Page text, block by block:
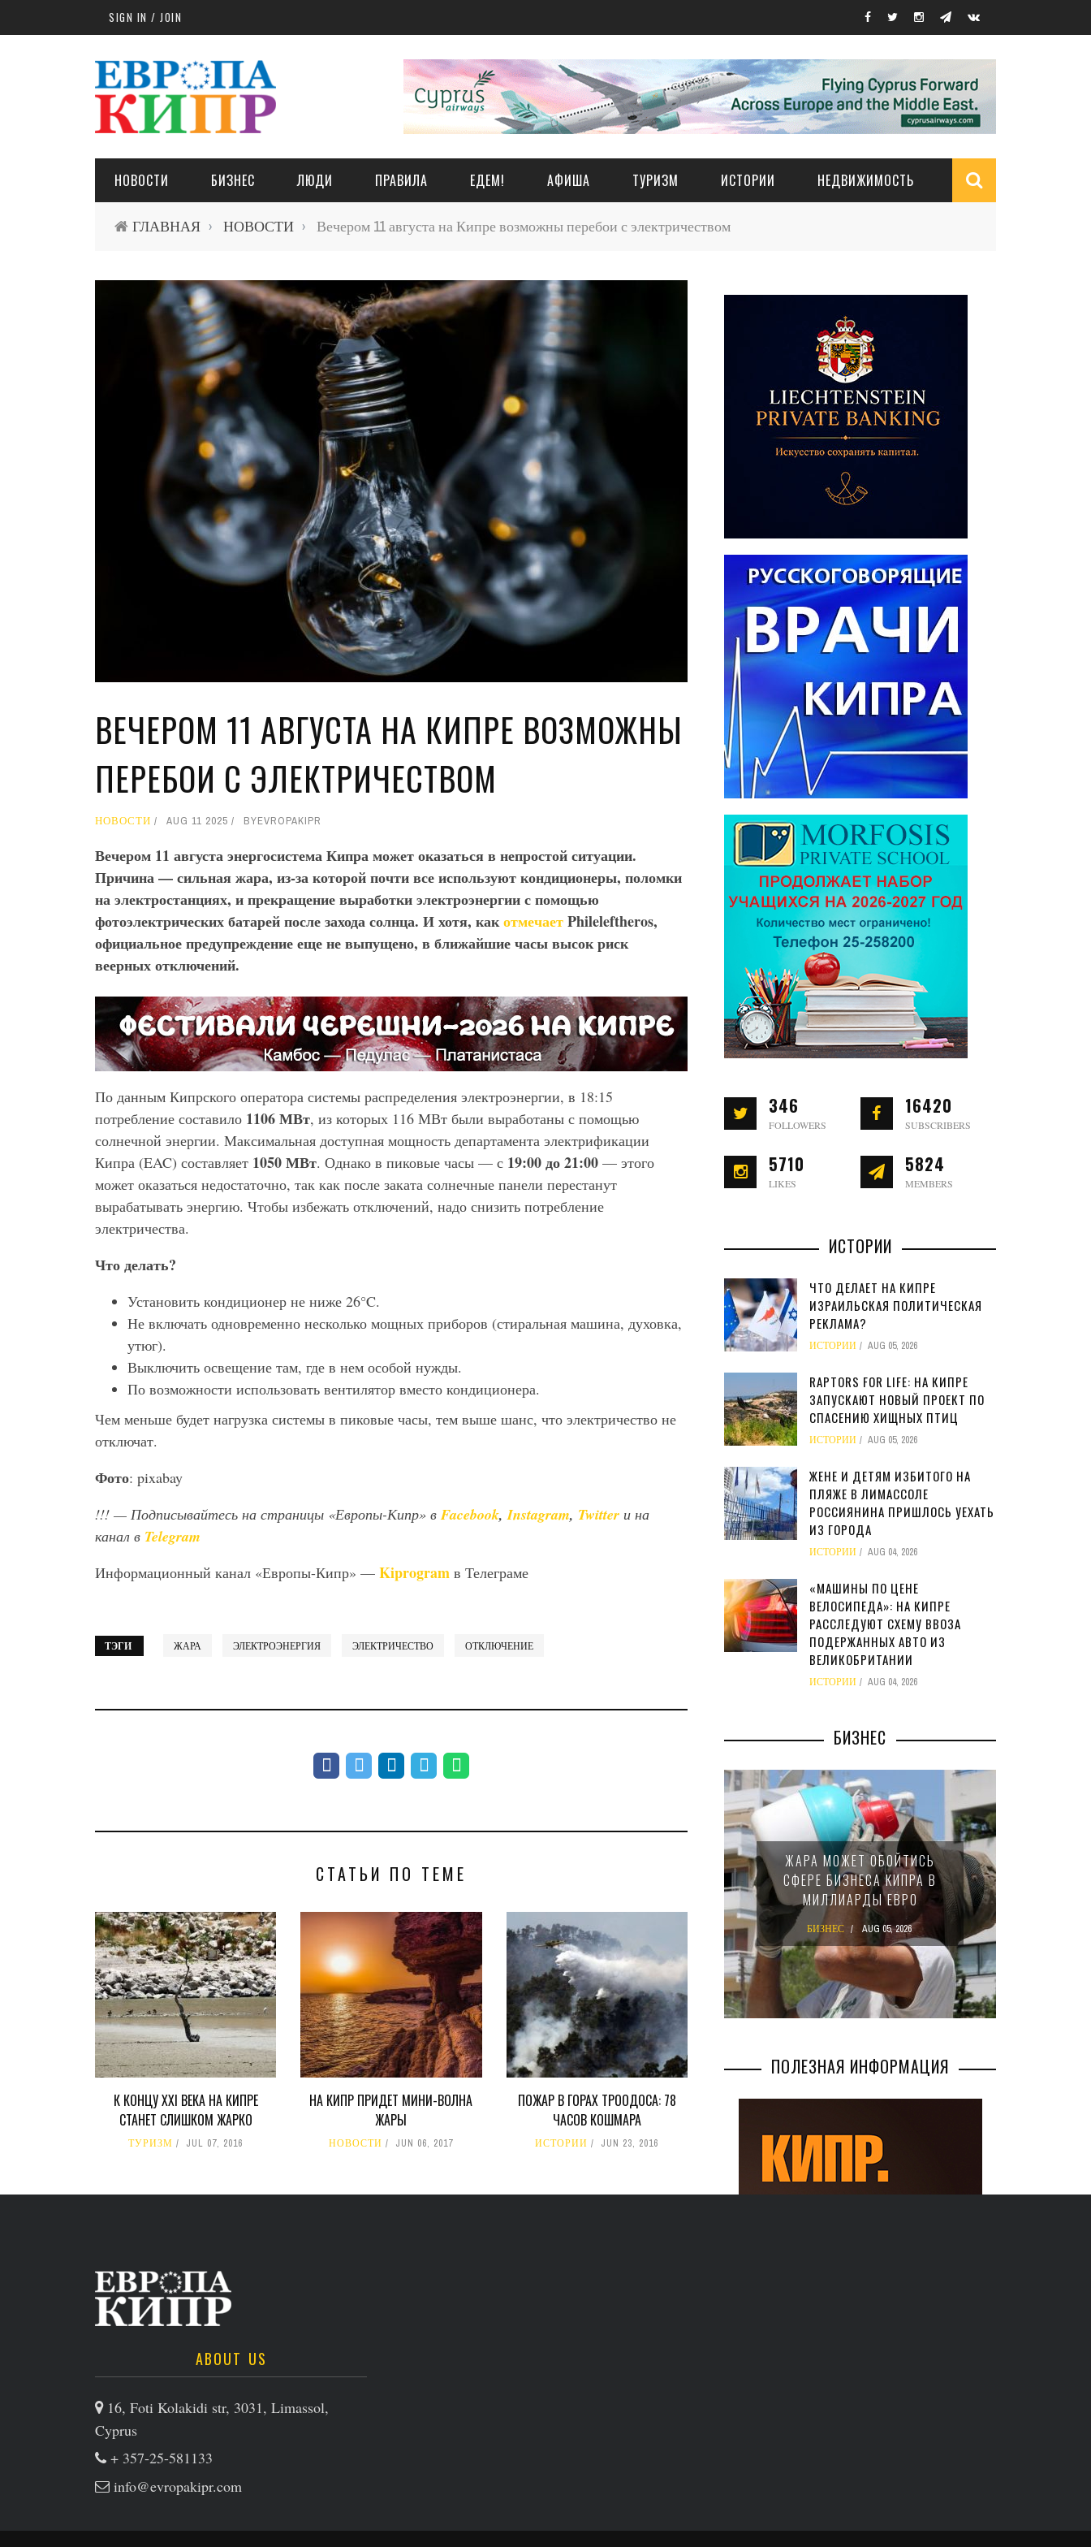
Skip to main contentSIGN IN / JOIN
НОВОСТИ БИЗНЕС ЛЮДИ ПРАВИЛА ЕДЕМ! АФИША ТУРИЗМ ИСТОРИИ НЕДВИЖИМОСТЬ
ГЛАВНАЯ › НОВОСТИ › Вечером 11 августа на Кипре возможны перебои с электричеством
ВЕЧЕРОМ 11 АВГУСТА НА КИПРЕ ВОЗМОЖНЫ
ПЕРЕБОИ С ЭЛЕКТРИЧЕСТВОМ
НОВОСТИ AUG 11 2025 BYEVROPAKIPR
Вечером 11 августа энергосистема Кипра может оказаться в непростой ситуации.
Причина — сильная жара, из-за которой почти все используют кондиционеры, поломки
на электростанциях, и прекращение выработки электроэнергии с помощью
фотоэлектрических батарей после захода солнца. И хотя, какотмечаетPhileleftheros,
официальное предупреждение еще не выпущено, в ближайшие часы высок риск
веерных отключений.
По данным Кипрского оператора системы распределения электроэнергии, в 18:15
потребление составило 1106 МВт, из которых 116 МВт были выработаны с помощью
солнечной энергии. Максимальная доступная мощность департамента электрификации
Кипра (EAC) составляет 1050 МВт. Однако в пиковые часы — с 19:00 до 21:00 — этого
может оказаться недостаточно, так как после заката солнечные панели перестанут
вырабатывать энергию. Чтобы избежать отключений, надо снизить потребление
электричества.
Что делать?
Установить кондиционер не ниже 26°C.
Не включать одновременно несколько мощных приборов (стиральная машина, духовка,
утюг).
Выключить освещение там, где в нем особой нужды.
По возможности использовать вентилятор вместо кондиционера.
Чем меньше будет нагрузка системы в пиковые часы, тем выше шанс, что электричество не
отключат.
Фото: pixabay
!!! — Подписывайтесь на страницы «Европы-Кипр» вFacebook,Instagram, Twitter и на
канал в Telegram
Информационный канал «Европы-Кипр» — Kiprogram в Телеграме
ТЭГИ ЖАРА ЭЛЕКТРОЭНЕРГИЯ ЭЛЕКТРИЧЕСТВО ОТКЛЮЧЕНИЕ
СТАТЬИ ПО ТЕМЕ
К КОНЦУ XXI ВЕКА НА КИПРЕ
СТАНЕТ СЛИШКОМ ЖАРКО
ТУРИЗМ JUL 07, 2016
НА КИПР ПРИДЕТ МИНИ-ВОЛНА
ЖАРЫ
НОВОСТИ JUN 06, 2017
ПОЖАР В ГОРАХ ТРООДОСА: 78
ЧАСОВ КОШМАРА
ИСТОРИИ JUN 23, 2016
346
FOLLOWERS
16420
SUBSCRIBERS
5710
LIKES
5824
MEMBERS
ИСТОРИИ
ЧТО ДЕЛАЕТ НА КИПРЕ
ИЗРАИЛЬСКАЯ ПОЛИТИЧЕСКАЯ
РЕКЛАМА?
ИСТОРИИ AUG 05, 2026
RAPTORS FOR LIFE: НА КИПРЕ
ЗАПУСКАЮТ НОВЫЙ ПРОЕКТ ПО
СПАСЕНИЮ ХИЩНЫХ ПТИЦ
ИСТОРИИ AUG 05, 2026
ЖЕНЕ И ДЕТЯМ ИЗБИТОГО НА
ПЛЯЖЕ В ЛИМАССОЛЕ
РОССИЯНИНА ПРИШЛОСЬ УЕХАТЬ
ИЗ ГОРОДА
ИСТОРИИ AUG 04, 2026
«МАШИНЫ ПО ЦЕНЕ
ВЕЛОСИПЕДА»: НА КИПРЕ
РАССЛЕДУЮТ СХЕМУ ВВОЗА
ПОДЕРЖАННЫХ АВТО ИЗ
ВЕЛИКОБРИТАНИИ
ИСТОРИИ AUG 04, 2026
БИЗНЕС
НА КИПРСКОМ ШЕЛЬФЕ
БИЗНЕС JUL 28, 2026
ЖАРА МОЖЕТ ОБОЙТИСЬ
СФЕРЕ БИЗНЕСА КИПРА В
МИЛЛИАРДЫ ЕВРО
БИЗНЕС AUG 05, 2026
ПОЛЕЗНАЯ ИНФОРМАЦИЯ
ABOUT US
16, Foti Kolakidi str, 3031, Limassol,
Cyprus
+ 357-25-581133
info@evropakipr.com